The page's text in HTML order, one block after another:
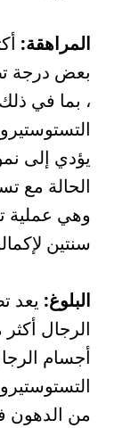
المراهقة:
بعض درجة
، بما في
يؤدي إلى
الحالة مع
وهي عملية
سنتين
البلوغ: يعد
أجسام
من الدهون